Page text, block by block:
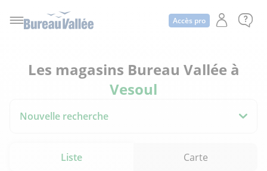
Accès pro
Les magasins Bureau Vallée à
Vesoul
Nouvelle recherche
Liste Carte